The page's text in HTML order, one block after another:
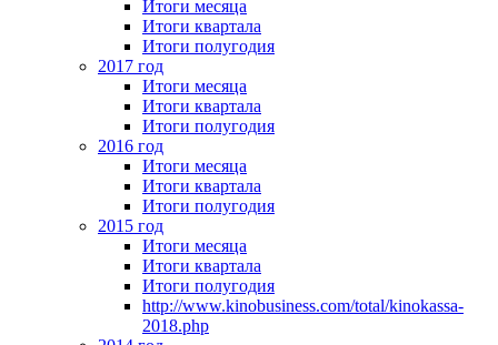
Итоги месяца
Итоги квартала
Итоги полугодия
2017 год
Итоги месяца
Итоги квартала
Итоги полугодия
2016 год
Итоги месяца
Итоги квартала
Итоги полугодия
2015 год
Итоги месяца
Итоги квартала
Итоги полугодия
http://www.kinobusiness.com/total/kinokassa-
2018.php